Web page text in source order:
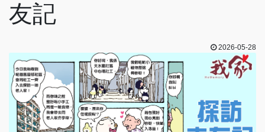
友記
2026-05-28